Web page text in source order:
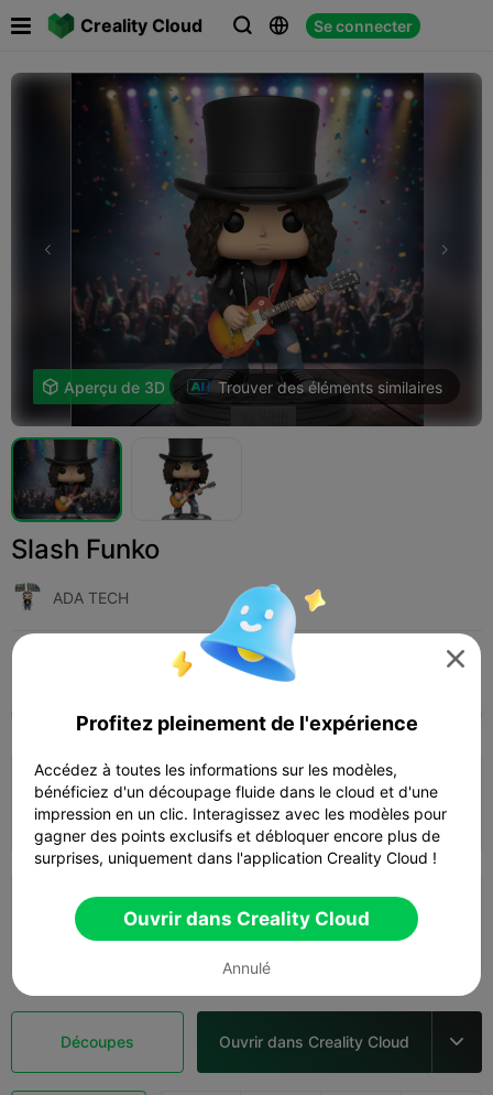
Creality Cloud   Se connecter
 
 Aperçu de 3D Trouver des éléments similaires
Slash Funko
ADA TECH
Add Autre 
Tous K2 Plus K2 Pro K2 K2 SE
0.2mm layer, 2 walls, 15% infill
Auteur  03h 09m  1 plates  36.11g
 02h 47m  1 plates  36.18g
Découpes Ouvrir dans Creality Cloud 

Profitez pleinement de l'expérience
Accédez à toutes les informations sur les modèles,
bénéficiez d'un découpage fluide dans le cloud et d'une
impression en un clic. Interagissez avec les modèles pour
gagner des points exclusifs et débloquer encore plus de
surprises, uniquement dans l'application Creality Cloud !
Ouvrir dans Creality Cloud
Annulé